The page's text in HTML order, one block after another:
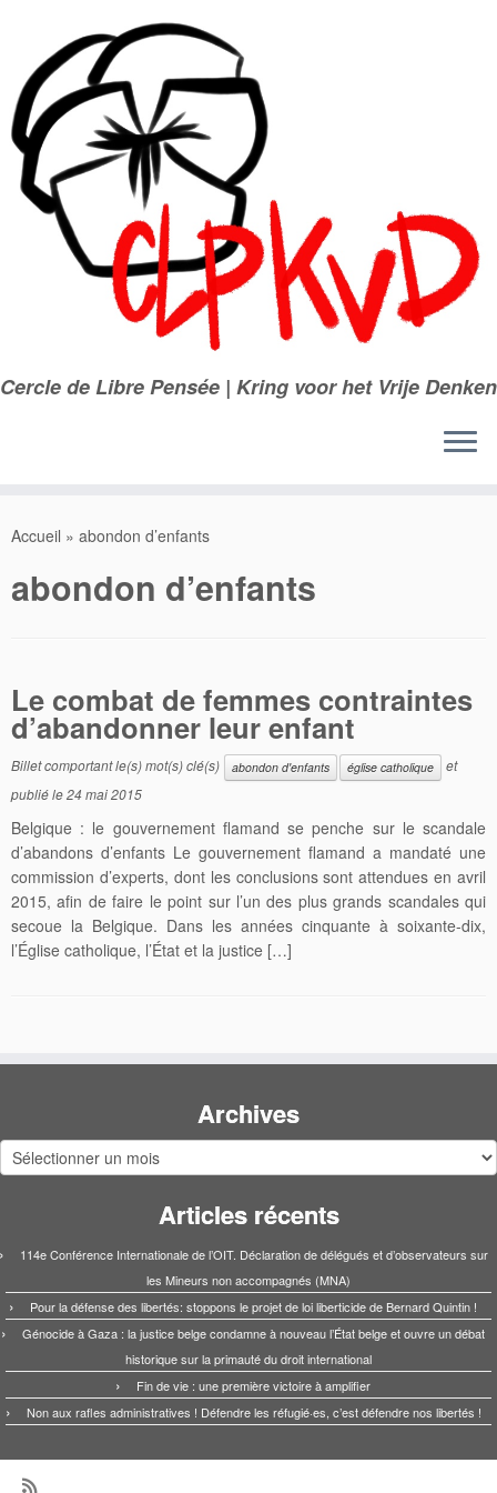
contenu
Cercle de Libre Pensée | Kring voor het Vrije Denken
Accueil » abondon d’enfants
abondon d’enfants
Le combat de femmes contraintes
d’abandonner leur enfant
Billet comportant le(s) mot(s) clé(s) abondon d'enfants église catholique
et
publié le24 mai 2015
Belgique : le gouvernement flamand se penche sur le scandale
d’abandons d’enfants Le gouvernement flamand a mandaté une
commission d’experts, dont les conclu­sions sont attendues en avril
2015, afin de faire le point sur l’un des plus grands scandales qui
secoue la Belgique. Dans les années cinquante à soixante-dix,
l’Église catholique, l’État et la justice […]
Archives
Archives
Articles récents
114e Conférence Internationale de l’OIT. Déclaration de délégués et d’observateurs sur
les Mineurs non accompagnés (MNA)
Pour la défense des libertés: stoppons le projet de loi liberticide de Bernard Quintin !
Génocide à Gaza : la justice belge condamne à nouveau l’État belge et ouvre un débat
historique sur la primauté du droit international
Fin de vie : une première victoire à amplifier
Non aux rafles administratives ! Défendre les réfugié·es, c’est défendre nos libertés !